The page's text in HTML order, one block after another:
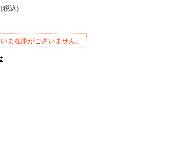
(税込)
ま在庫がございません。